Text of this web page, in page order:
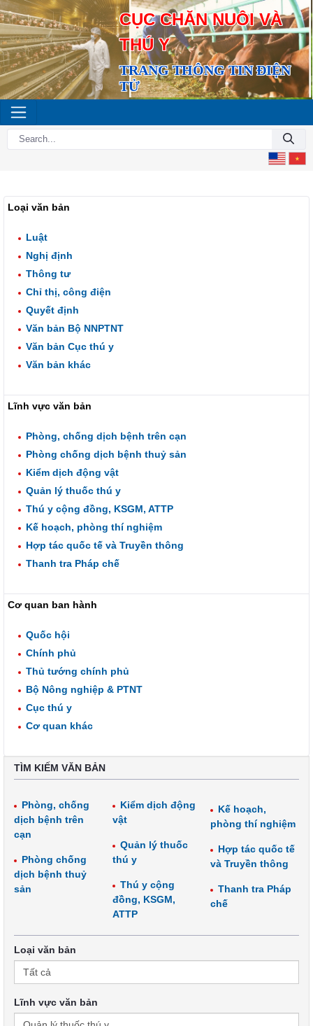
CỤC CHĂN NUÔI VÀ
THÚ Y
TRANG THÔNG TIN ĐIỆN
TỬ
Loại văn bản
Luật
Nghị định
Thông tư
Chỉ thị, công điện
Quyết định
Văn bản Bộ NNPTNT
Văn bản Cục thú y
Văn bản khác
Lĩnh vực văn bản
Phòng, chống dịch bệnh trên cạn
Phòng chống dịch bệnh thuỷ sản
Kiểm dịch động vật
Quản lý thuốc thú y
Thú y cộng đồng, KSGM, ATTP
Kế hoạch, phòng thí nghiệm
Hợp tác quốc tế và Truyền thông
Thanh tra Pháp chế
Cơ quan ban hành
Quốc hội
Chính phủ
Thủ tướng chính phủ
Bộ Nông nghiệp & PTNT
Cục thú y
Cơ quan khác
TÌM KIẾM VĂN BẢN
Phòng, chống
dịch bệnh trên
cạn
Phòng chống
dịch bệnh thuỷ
sản
Kiểm dịch động
vật
Quản lý thuốc
thú y
Thú y cộng
đồng, KSGM,
ATTP
Kế hoạch,
phòng thí nghiệm
Hợp tác quốc tế
và Truyền thông
Thanh tra Pháp
chế
Loại văn bản
Lĩnh vực văn bản